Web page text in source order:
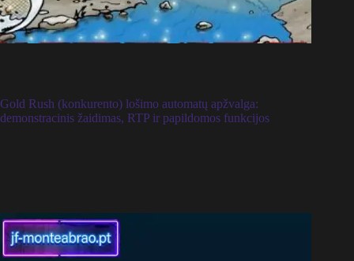
Gold Rush (konkurento) lošimo automatų apžvalga:
demonstracinis žaidimas, RTP ir papildomos funkcijos